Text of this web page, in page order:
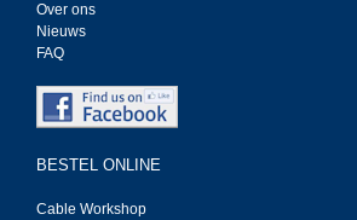
Over ons
Nieuws
FAQ
BESTEL ONLINE
Cable Workshop